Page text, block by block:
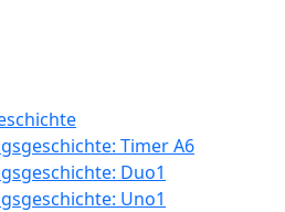
Timer A6
Duo1
Uno1